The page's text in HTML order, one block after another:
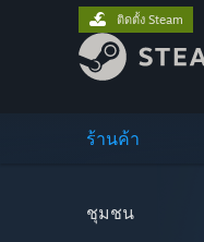
ร้านค้า
ชุมชน
ติดตั้ง Steam